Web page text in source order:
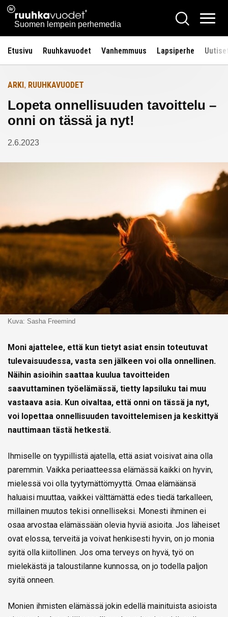
Siirry
sisältöön
Ruuhkavuodet.fi
Suomen lempein perhemedia
Hae
Etusivu Ruuhkavuodet Vanhemmuus Lapsiperhe
Etusivulle
ARKI , RUUHKAVUODET
Lopeta onnellisuuden tavoittelu –
onni on tässä ja nyt!
2.6.2023
Kuva: Sasha Freemind
Moni ajattelee, että kun tietyt asiat ensin toteutuvat
tulevaisuudessa, vasta sen jälkeen voi olla onnellinen.
Näihin asioihin saattaa kuulua tavoitteiden
saavuttaminen työelämässä, tietty lapsiluku tai muu
vastaava asia. Kun oivaltaa, että onni on tässä ja nyt,
voi lopettaa onnellisuuden tavoittelemisen ja keskittyä
nauttimaan tästä hetkestä.
Ihmiselle on tyypillistä ajatella, että asiat voisivat aina olla
paremmin. Vaikka periaatteessa elämässä kaikki on hyvin,
mielessä voi olla tyytymättömyyttä. Omaa elämäänsä
haluaisi muuttaa, vaikkei välttämättä edes tiedä tarkalleen,
millainen muutos tekisi onnelliseksi. Monesti ihminen ei
osaa arvostaa elämässään olevia hyviä asioita. Jos läheiset
ovat elossa, terveitä ja voivat henkisesti hyvin, on jo monia
syitä olla kiitollinen. Jos oma terveys on hyvä, työ on
mielekästä ja taloustilanne kunnossa, on jo todella paljon
syitä onneen.
Monien ihmisten elämässä jokin edellä mainituista asioista